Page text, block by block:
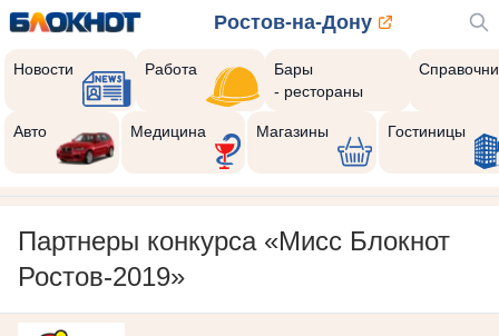
Ростов-на-Дону
Новости Работа
Бары
- рестораны
Авто Медицина Магазины Гостиницы
Партнеры конкурса «Мисс Блокнот
Ростов-2019»